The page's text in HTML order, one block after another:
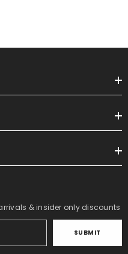
& insider only discounts
SUBMIT